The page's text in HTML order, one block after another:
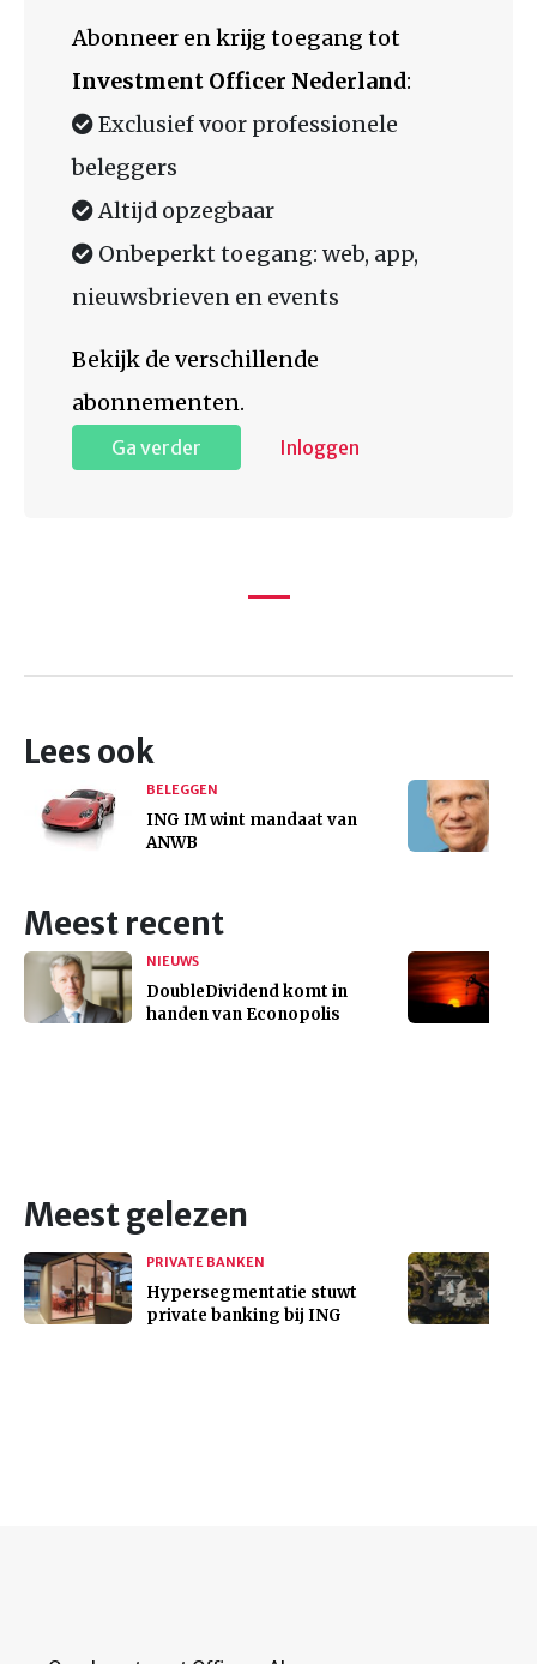
Abonneer en krijg toegang tot
Investment Officer Nederland:
Exclusief voor professionele
beleggers
Altijd opzegbaar
Onbeperkt toegang: web, app,
nieuwsbrieven en events
Bekijk de verschillende
abonnementen.
Ga verder Inloggen
Lees ook
BELEGGEN
ING IM wint mandaat van
ANWB
Meest recent
NIEUWS
DoubleDividend komt in
handen van Econopolis
Meest gelezen
PRIVATE BANKEN
Hypersegmentatie stuwt
private banking bij ING